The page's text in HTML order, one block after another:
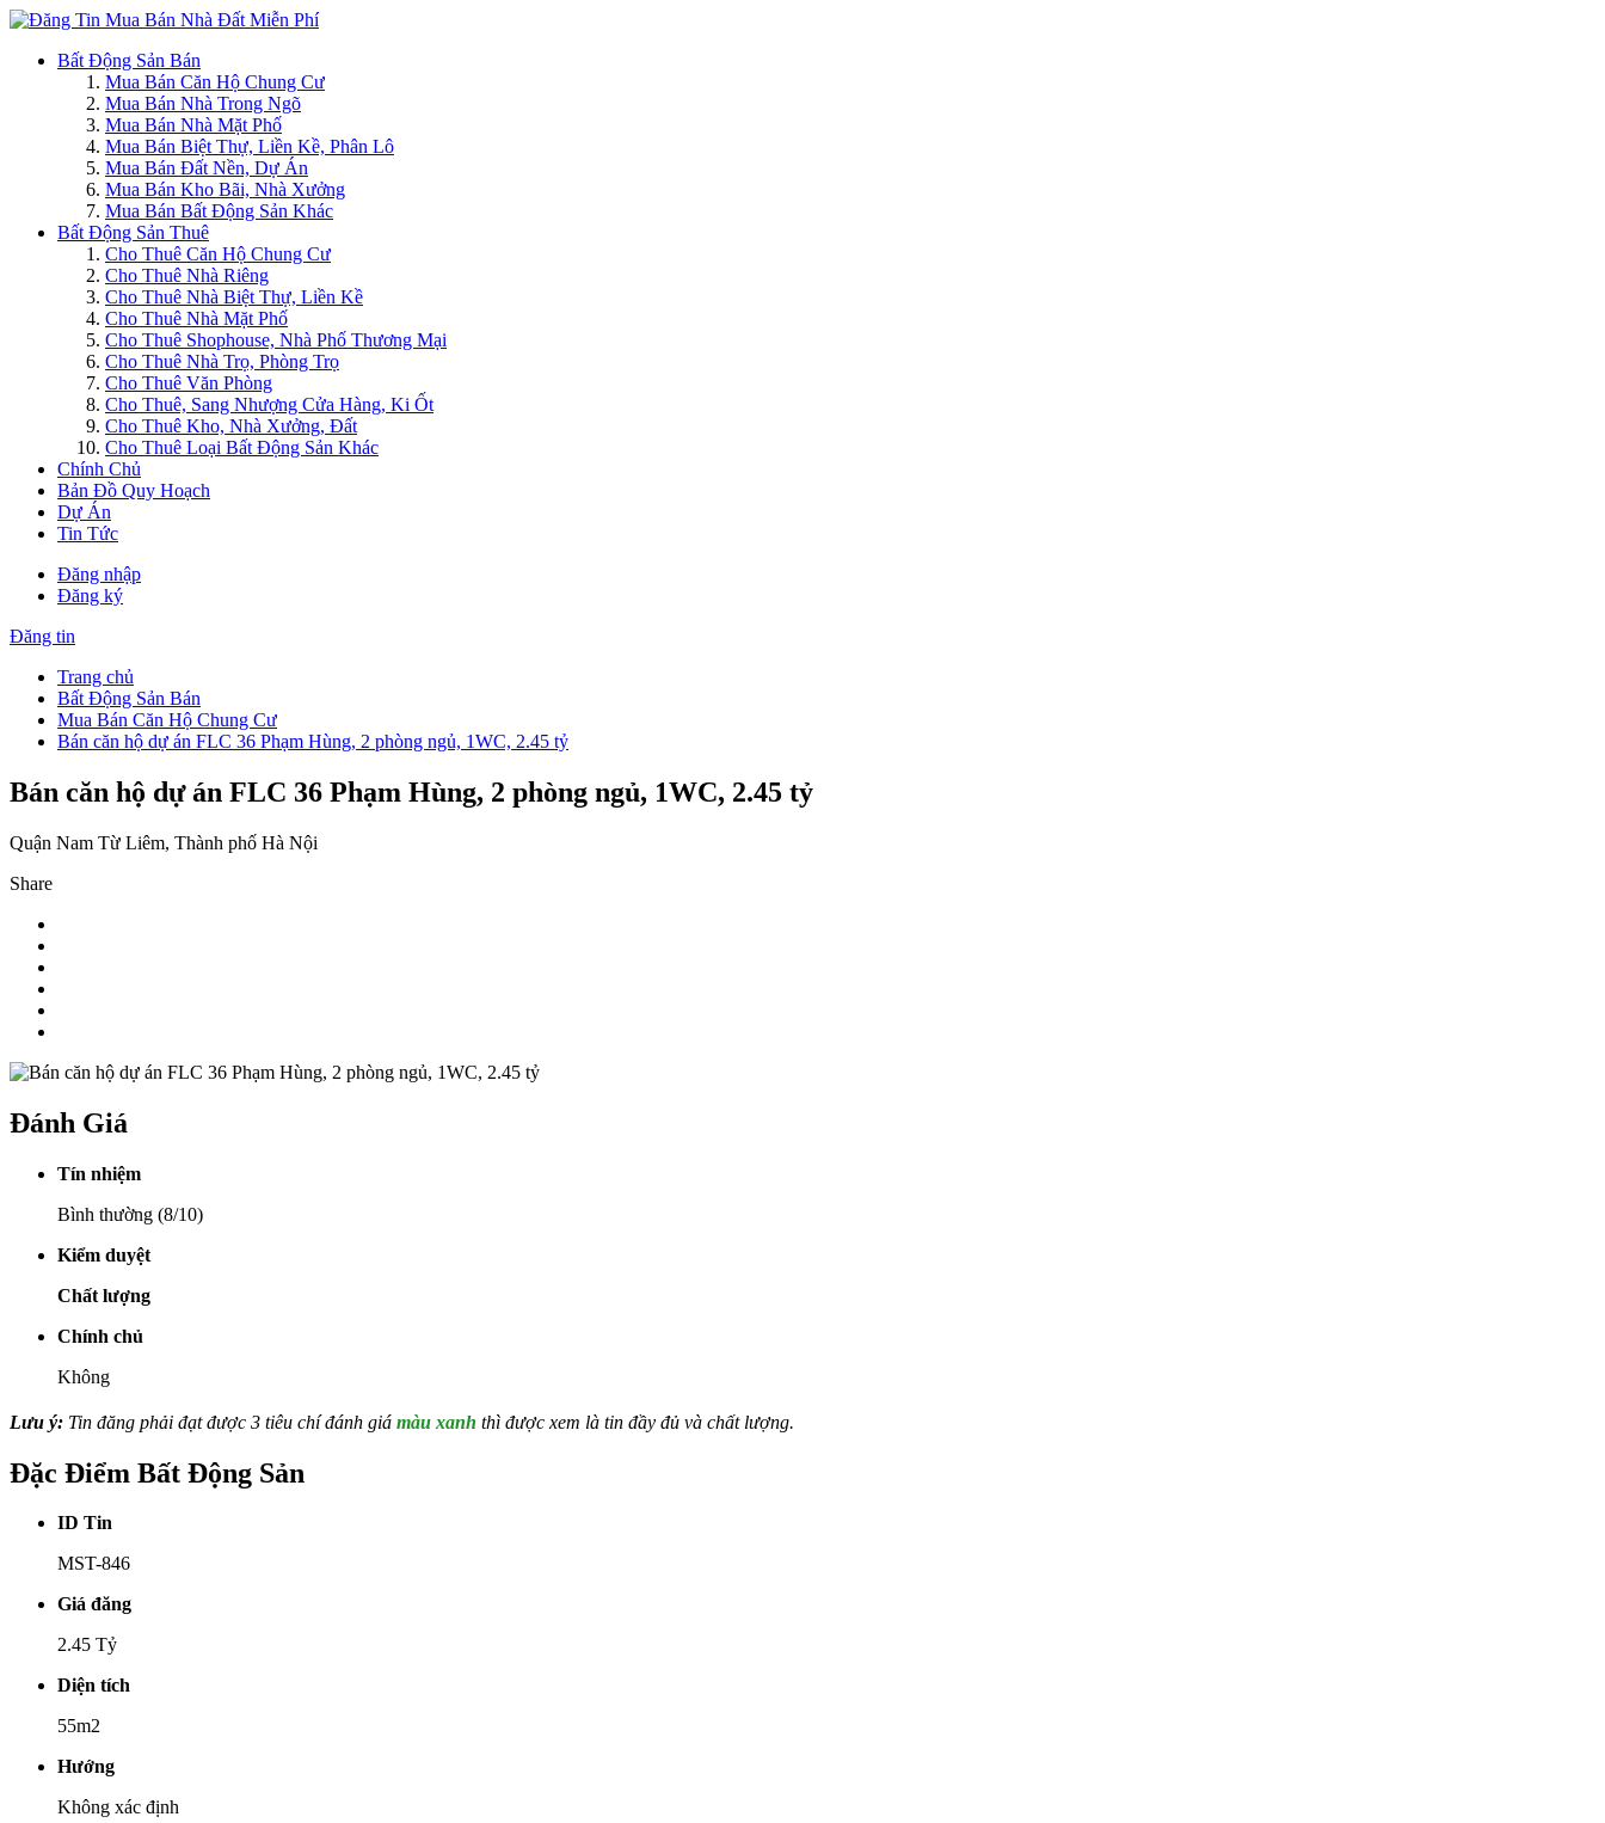
Bất Động Sản Bán
Mua Bán Căn Hộ Chung Cư
Mua Bán Nhà Trong Ngõ
Mua Bán Nhà Mặt Phố
Mua Bán Biệt Thự, Liền Kề, Phân Lô
Mua Bán Đất Nền, Dự Án
Mua Bán Kho Bãi, Nhà Xưởng
Mua Bán Bất Động Sản Khác
Bất Động Sản Thuê
Cho Thuê Căn Hộ Chung Cư
Cho Thuê Nhà Riêng
Cho Thuê Nhà Biệt Thự, Liền Kề
Cho Thuê Nhà Mặt Phố
Cho Thuê Shophouse, Nhà Phố Thương Mại
Cho Thuê Nhà Trọ, Phòng Trọ
Cho Thuê Văn Phòng
Cho Thuê, Sang Nhượng Cửa Hàng, Ki Ốt
Cho Thuê Kho, Nhà Xưởng, Đất
Cho Thuê Loại Bất Động Sản Khác
Chính Chủ
Bản Đồ Quy Hoạch
Dự Án
Tin Tức
Đăng nhập
Đăng ký
Đăng tin
Trang chủ
Bất Động Sản Bán
Mua Bán Căn Hộ Chung Cư
Bán căn hộ dự án FLC 36 Phạm Hùng, 2 phòng ngủ, 1WC, 2.45 tỷ
Bán căn hộ dự án FLC 36 Phạm Hùng, 2 phòng ngủ, 1WC, 2.45 tỷ
Quận Nam Từ Liêm, Thành phố Hà Nội
Share
Đánh Giá
Tín nhiệm
Bình thường (8/10)
Kiểm duyệt
Chất lượng
Chính chủ
Không
Lưu ý: Tin đăng phải đạt được 3 tiêu chí đánh giá màu xanh thì được xem là tin đầy đủ và chất lượng.
Đặc Điểm Bất Động Sản
ID Tin
MST-846
Giá đăng
2.45 Tỷ
Diện tích
55m2
Hướng
Không xác định